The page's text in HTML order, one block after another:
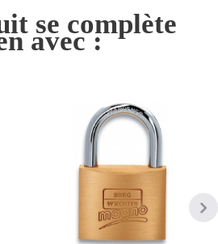
se complète
avec :